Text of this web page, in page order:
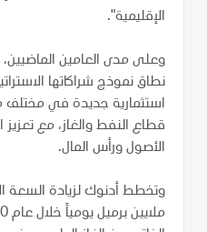
الإقليمية".
وعلى مدى العامين
نطاق نموذج شراكاتها
استثمارية جديدة في مختلف
قطاع النفط والغاز، مع تعزيز
الأصول ورأس المال.